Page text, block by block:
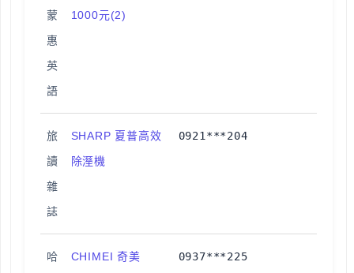
蒙
惠
英
語
1000元(2)
旅
讀
雜
誌
SHARP 夏普高效
除溼機
0921***204
哈
CHIMEI 奇美
0937***225